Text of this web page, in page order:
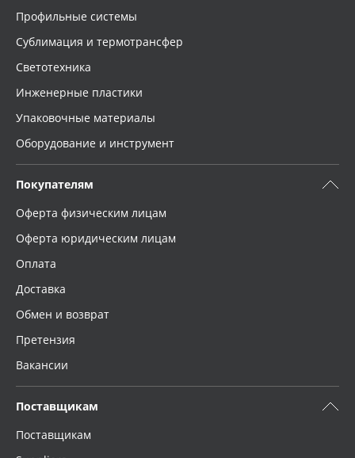
Профильные системы
Сублимация и термотрансфер
Светотехника
Инженерные пластики
Упаковочные материалы
Оборудование и инструмент
Покупателям
Оферта физическим лицам
Оферта юридическим лицам
Оплата
Доставка
Обмен и возврат
Претензия
Вакансии
Поставщикам
Поставщикам